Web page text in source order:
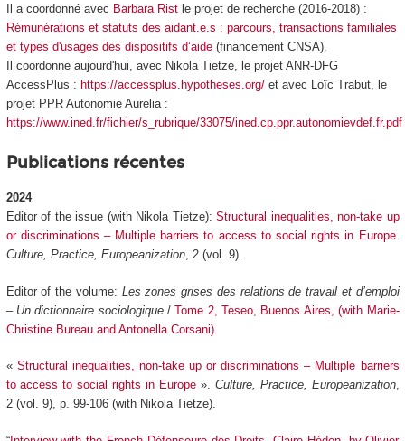
Il a coordonné avec Barbara Ristle projet de recherche (2016-2018) :
Rémunérations et statuts des aidant.e.s : parcours, transactions familiales
et types d'usages des dispositifs d’aide(financement CNSA).
Il coordonne aujourd'hui, avec Nikola Tietze, le projet ANR-DFG
AccessPlus : https://accessplus.hypotheses.org/et avec Loïc Trabut, le
projet PPR Autonomie Aurelia :
https://www.ined.fr/fichier/s_rubrique/33075/ined.cp.ppr.autonomievdef.fr.pdf
Publications récentes
2024
Editor of the issue (with Nikola Tietze): Structural inequalities, non-take up
or discriminations – Multiple barriers to access to social rights in Europe.
Culture, Practice, Europeanization, 2 (vol. 9).
Editor of the volume: Les zones grises des relations de travail et d’emploi
– Un dictionnaire sociologique/Tome 2, Teseo, Buenos Aires, (with Marie-
Christine Bureau and Antonella Corsani).
« Structural inequalities, non-take up or discriminations – Multiple barriers
to access to social rights in Europe ». Culture, Practice, Europeanization,
2 (vol. 9), p. 99-106 (with Nikola Tietze).